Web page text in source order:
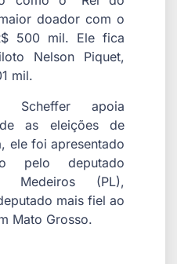
doador com o
500 mil. Ele fica
Nelson Piquet,
mil.
Scheffer apoia
as eleições de
ele foi apresentado
pelo deputado
Medeiros (PL),
mais fiel ao
Mato Grosso.